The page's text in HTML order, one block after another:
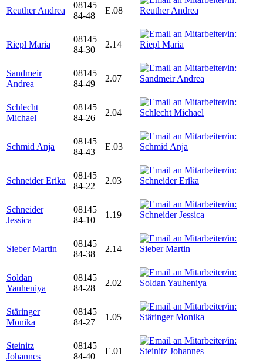
Reuther Andrea
08145
84-48
E.08
Riepl Maria
08145
84-30
2.14
Sandmeir
Andrea
08145
84-49
2.07
Schlecht
Michael
08145
84-26
2.04
Schmid Anja
08145
84-43
E.03
Schneider Erika
08145
84-22
2.03
Schneider
Jessica
08145
84-10
1.19
Sieber Martin
08145
84-38
2.14
Soldan
Yauheniya
08145
84-28
2.02
Stäringer
Monika
08145
84-27
1.05
Steinitz
Johannes
08145
84-40
E.01